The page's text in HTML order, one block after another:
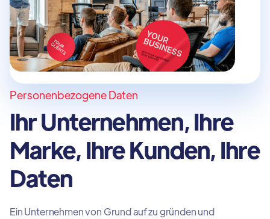
Personenbezogene Daten
Ihr Unternehmen, Ihre
Marke, Ihre Kunden, Ihre
Daten
Ein Unternehmen von Grund auf zu gründen und